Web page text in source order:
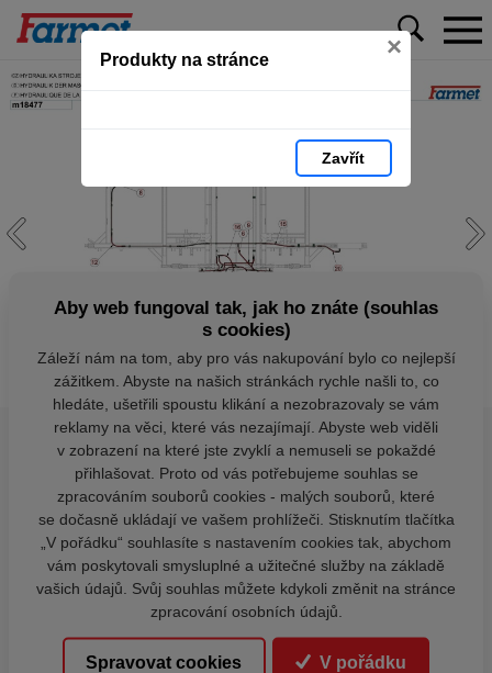
Produkty na stránce ×
Zavřít
Aby web fungoval tak, jak ho znáte (souhlas
s cookies)
Záleží nám na tom, aby pro vás nakupování bylo co nejlepší
zážitkem. Abyste na našich stránkách rychle našli to, co
hledáte, ušetřili spoustu klikání a nezobrazovaly se vám
reklamy na věci, které vás nezajímají. Abyste web viděli
v zobrazení na které jste zvyklí a nemuseli se pokaždé
přihlašovat. Proto od vás potřebujeme souhlas se
zpracováním souborů cookies - malých souborů, které
se dočasně ukládají ve vašem prohlížeči. Stisknutím tlačítka
„V pořádku“ souhlasíte s nastavením cookies tak, abychom
vám poskytovali smysluplné a užitečné služby na základě
vašich údajů. Svůj souhlas můžete kdykoli změnit na stránce
zpracování osobních údajů.
Spravovat cookies V pořádku